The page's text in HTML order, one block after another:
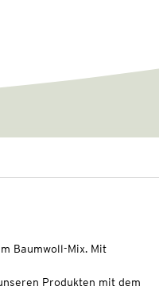
Baumwoll-Mix. Mit
Produkten mit dem